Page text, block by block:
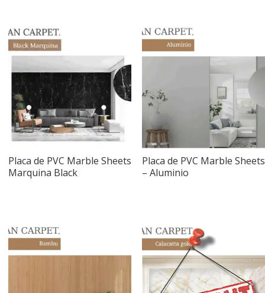
Placa de PVC Marble Sheets
Marquina Black
Placa de PVC Marble Sheets
– Aluminio